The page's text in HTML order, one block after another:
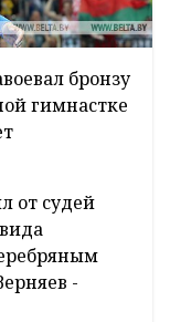
бронзу
гимнастке
от судей
-